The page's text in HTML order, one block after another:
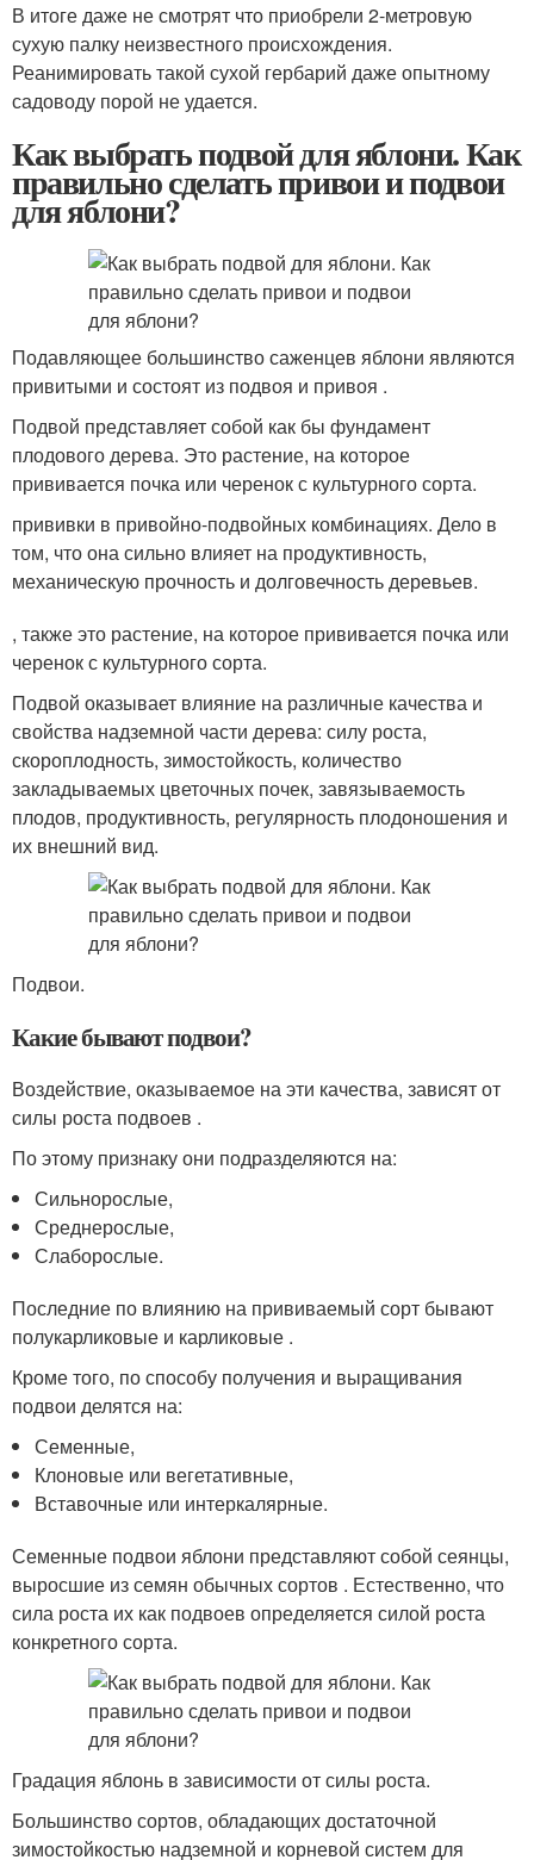
В итоге даже не смотрят что приобрели 2-метровую
сухую палку неизвестного происхождения.
Реанимировать такой сухой гербарий даже опытному
садоводу порой не удается.
Как выбрать подвой для яблони. Как
правильно сделать привои и подвои
для яблони?
Подавляющее большинство саженцев яблони являются
привитыми и состоят из подвоя и привоя .
Подвой представляет собой как бы фундамент
плодового дерева. Это растение, на которое
прививается почка или черенок с культурного сорта.
прививки в привойно-подвойных комбинациях. Дело в
том, что она сильно влияет на продуктивность,
механическую прочность и долговечность деревьев.
, также это растение, на которое прививается почка или
черенок с культурного сорта.
Подвой оказывает влияние на различные качества и
свойства надземной части дерева: силу роста,
скороплодность, зимостойкость, количество
закладываемых цветочных почек, завязываемость
плодов, продуктивность, регулярность плодоношения и
их внешний вид.
Подвои.
Какие бывают подвои?
Воздействие, оказываемое на эти качества, зависят от
силы роста подвоев .
По этому признаку они подразделяются на:
Сильнорослые,
Среднерослые,
Слаборослые.
Последние по влиянию на прививаемый сорт бывают
полукарликовые и карликовые .
Кроме того, по способу получения и выращивания
подвои делятся на:
Семенные,
Клоновые или вегетативные,
Вставочные или интеркалярные.
Семенные подвои яблони представляют собой сеянцы,
выросшие из семян обычных сортов . Естественно, что
сила роста их как подвоев определяется силой роста
конкретного сорта.
Градация яблонь в зависимости от силы роста.
Большинство сортов, обладающих достаточной
зимостойкостью надземной и корневой систем для